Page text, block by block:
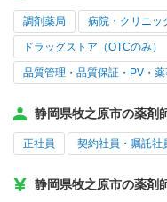
調剤薬局 病院・クリニッ
ドラッグストア（OTCのみ）
品質管理・品質保証・PV・
静岡県牧之原市の薬剤
正社員 契約社員・嘱託社
静岡県牧之原市の薬剤